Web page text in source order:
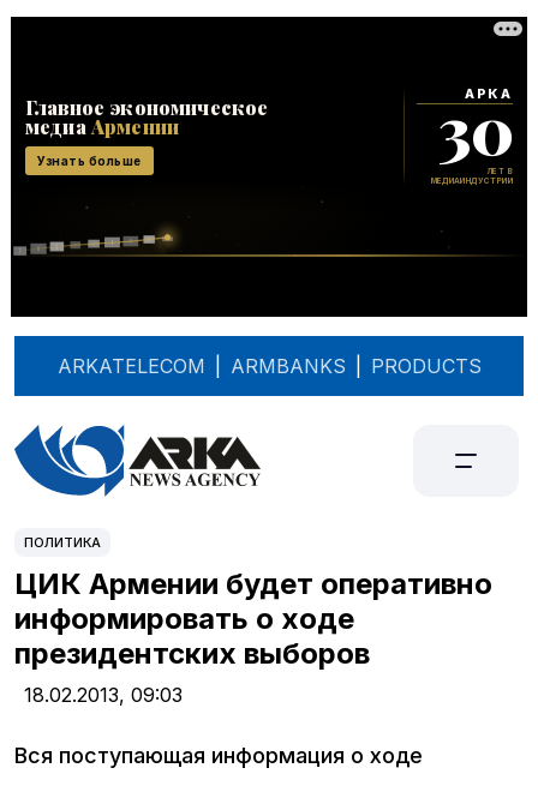
ARKATELECOM ARMBANKS PRODUCTS
ПОЛИТИКА
ЦИК Армении будет оперативно
информировать о ходе
президентских выборов
18.02.2013, 09:03
Вся поступающая информация о ходе